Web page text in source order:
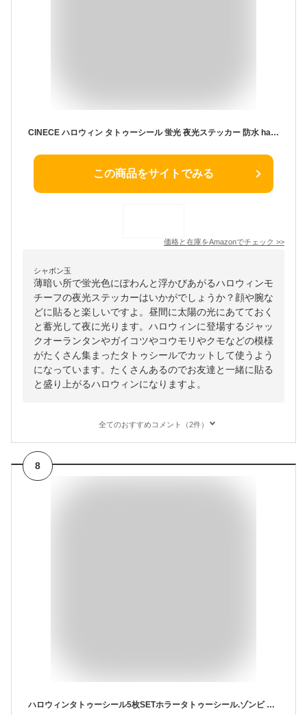
CINECE ハロウィン タトゥーシール 蛍光 夜光ステッカー 防水 halloween decoration タトゥー 仮装 顔 光る 可愛い (蛍光2)
この商品をサイトでみる
価格と在庫をAmazonでチェック >>
シャボン玉
薄暗い所で蛍光色にぽわんと浮かびあがるハロウィンモ
チーフの夜光ステッカーはいかがでしょうか？顔や腕な
どに貼ると楽しいですよ。昼間に太陽の光にあてておく
と蓄光して夜に光ります。ハロウィンに登場するジャッ
クオーランタンやガイコツやコウモリやクモなどの模様
がたくさん集まったタトゥシールでカットして使うよう
になっています。たくさんあるのでお友達と一緒に貼る
と盛り上がるハロウィンになりますよ。
全てのおすすめコメント（2件）
8
ハロウィンタトゥーシール5枚SETホラータトゥーシール.ゾンビ フランケンシュタイン.傷メイク血のり 傷メイクタトゥーシール.縫合傷タトゥーシール.ハロウィンイベント小物.切り傷タトゥーシール.血のりタトゥーシール.傷シール